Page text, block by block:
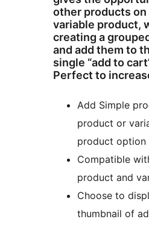
other products on
variable product,
creating a
and add them to
single “add to
Perfect to
Add Simple
product or
product option
Compatible
product and
Choose to
thumbnail of